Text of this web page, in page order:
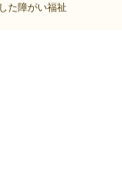
た障がい福祉